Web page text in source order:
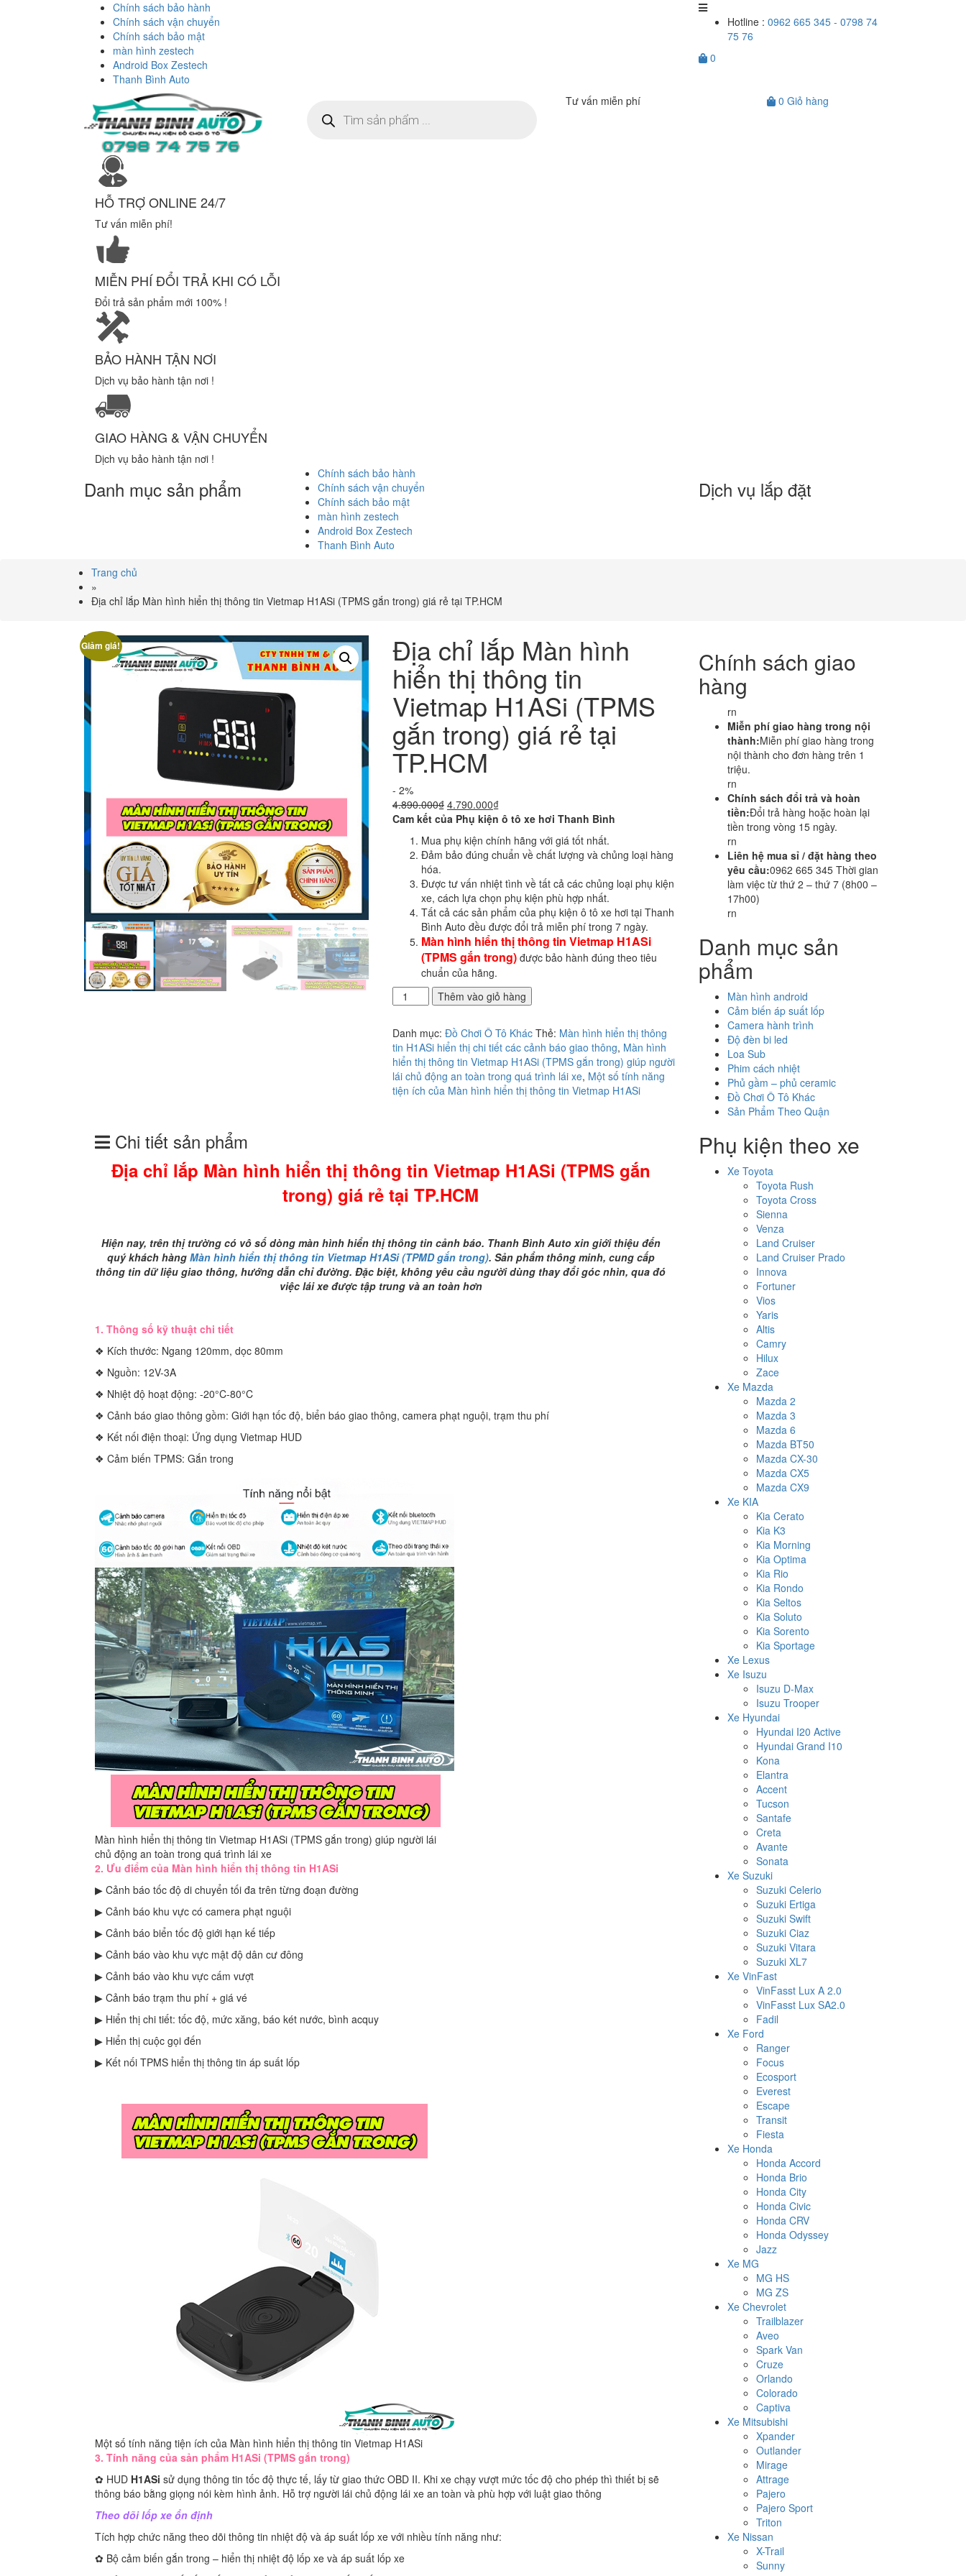
Chính sách bảo hành
Chính sách vận chuyển
Chính sách bảo mật
màn hình zestech
Android Box Zestech
Thanh Bình Auto
Hotline : 0962 665 345 - 0798 74
75 76
0
kiếm
sản
Tư vấn miễn phí 0 Giỏ hàng
HỖ TRỢ ONLINE 24/7
Tư vấn miễn phí!
MIỄN PHÍ ĐỔI TRẢ KHI CÓ LỖI
Đổi trả sản phẩm mới 100% !
BẢO HÀNH TẬN NƠI
Dịch vụ bảo hành tận nơi !
GIAO HÀNG & VẬN CHUYỂN
Dịch vụ bảo hành tận nơi !
Danh mục sản phẩm
Chính sách bảo hành
Chính sách vận chuyển
Chính sách bảo mật
màn hình zestech
Android Box Zestech
Thanh Bình Auto
Dịch vụ lắp đặt
Trang chủ
»
Địa chỉ lắp Màn hình hiển thị thông tin Vietmap H1ASi (TPMS gắn trong) giá rẻ tại TP.HCM
Giảm giá! Địa chỉ lắp Màn hình
hiển thị thông tin
Vietmap H1ASi (TPMS
gắn trong) giá rẻ tại
TP.HCM
- 2%
4.890.000₫ Giá
gốc
4.890.000₫.
4.790.000₫Giá
hiện
là:
4.790.000₫.
Cam kết của Phụ kiện ô tô xe hơi Thanh Bình
Mua phụ kiện chính hãng với giá tốt nhất.
Đảm bảo đúng chuẩn về chất lượng và chủng loại hàng
hóa.
Được tư vấn nhiệt tình về tất cả các chủng loại phụ kiện
xe, cách lựa chọn phụ kiện phù hợp nhất.
Tất cả các sản phẩm của phụ kiện ô tô xe hơi tại Thanh
Bình Auto đều được đổi trả miễn phí trong 7 ngày.
Màn hình hiển thị thông tin Vietmap H1ASi
(TPMS gắn trong) được bảo hành đúng theo tiêu
chuẩn của hãng.
Địa
chỉ
Màn
hình
hiển
thị
thông
gắn
trong)
giá
rẻ
TP.HCM
số
lượng
Thêm vào giỏ hàng
Danh mục: Đồ Chơi Ô Tô Khác Thẻ: Màn hình hiển thị thông
tin H1ASi hiển thị chi tiết các cảnh báo giao thông, Màn hình
hiển thị thông tin Vietmap H1ASi (TPMS gắn trong) giúp người
lái chủ động an toàn trong quá trình lái xe, Một số tính năng
tiện ích của Màn hình hiển thị thông tin Vietmap H1ASi
Chi tiết sản phẩm
Địa chỉ lắp Màn hình hiển thị thông tin Vietmap H1ASi (TPMS gắn
trong) giá rẻ tại TP.HCM
Hiện nay, trên thị trường có vô số dòng màn hình hiển thị thông tin cảnh báo. Thanh Bình Auto xin giới thiệu đến
quý khách hàng Màn hình hiển thị thông tin Vietmap H1ASi (TPMD gắn trong). Sản phẩm thông minh, cung cấp
thông tin dữ liệu giao thông, hướng dẫn chỉ đường. Đặc biệt, không yêu cầu người dùng thay đổi góc nhìn, qua đó
việc lái xe được tập trung và an toàn hơn
1. Thông số kỹ thuật chi tiết
❖ Kích thước: Ngang 120mm, dọc 80mm
❖ Nguồn: 12V-3A
❖ Nhiệt độ hoạt động: -20°C-80°C
❖ Cảnh báo giao thông gồm: Giới hạn tốc độ, biển báo giao thông, camera phạt nguội, trạm thu phí
❖ Kết nối điện thoại: Ứng dụng Vietmap HUD
❖ Cảm biến TPMS: Gắn trong
Màn hình hiển thị thông tin Vietmap H1ASi (TPMS gắn trong) giúp người lái
chủ động an toàn trong quá trình lái xe
2. Ưu điểm của Màn hình hiển thị thông tin H1ASi
▶ Cảnh báo tốc độ di chuyển tối đa trên từng đoạn đường
▶ Cảnh báo khu vực có camera phạt nguội
▶ Cảnh báo biển tốc độ giới hạn kế tiếp
▶ Cảnh báo vào khu vực mật độ dân cư đông
▶ Cảnh báo vào khu vực cấm vượt
▶ Cảnh báo trạm thu phí + giá vé
▶ Hiển thị chi tiết: tốc độ, mức xăng, báo két nước, bình acquy
▶ Hiển thị cuộc gọi đến
▶ Kết nối TPMS hiển thị thông tin áp suất lốp
Một số tính năng tiện ích của Màn hình hiển thị thông tin Vietmap H1ASi
3. Tính năng của sản phẩm H1ASi (TPMS gắn trong)
✿ HUD H1ASi sử dụng thông tin tốc độ thực tế, lấy từ giao thức OBD II. Khi xe chạy vượt mức tốc độ cho phép thì thiết bị sẽ
thông báo bằng giọng nói kèm hình ảnh. Hỗ trợ người lái chủ động lái xe an toàn và phù hợp với luật giao thông
Theo dõi lốp xe ổn định
Tích hợp chức năng theo dõi thông tin nhiệt độ và áp suất lốp xe với nhiều tính năng như:
✿ Bộ cảm biến gắn trong – hiển thị nhiệt độ lốp xe và áp suất lốp xe
Chính sách giao
hàng
rn
Miễn phí giao hàng trong nội
thành:Miễn phí giao hàng trong
nội thành cho đơn hàng trên 1
triệu.
rn
Chính sách đổi trả và hoàn
tiền:Đổi trả hàng hoặc hoàn lại
tiền trong vòng 15 ngày.
rn
Liên hệ mua sỉ / đặt hàng theo
yêu cầu:0962 665 345 Thời gian
làm việc từ thứ 2 – thứ 7 (8h00 –
17h00)
rn
Danh mục sản
phẩm
Màn hình android
Cảm biến áp suất lốp
Camera hành trình
Độ đèn bi led
Loa Sub
Phim cách nhiệt
Phủ gầm – phủ ceramic
Đồ Chơi Ô Tô Khác
Sản Phẩm Theo Quận
Phụ kiện theo xe
Xe Toyota
Toyota Rush
Toyota Cross
Sienna
Venza
Land Cruiser
Land Cruiser Prado
Innova
Fortuner
Vios
Yaris
Altis
Camry
Hilux
Zace
Xe Mazda
Mazda 2
Mazda 3
Mazda 6
Mazda BT50
Mazda CX-30
Mazda CX5
Mazda CX9
Xe KIA
Kia Cerato
Kia K3
Kia Morning
Kia Optima
Kia Rio
Kia Rondo
Kia Seltos
Kia Soluto
Kia Sorento
Kia Sportage
Xe Lexus
Xe Isuzu
Isuzu D-Max
Isuzu Trooper
Xe Hyundai
Hyundai I20 Active
Hyundai Grand I10
Kona
Elantra
Accent
Tucson
Santafe
Creta
Avante
Sonata
Xe Suzuki
Suzuki Celerio
Suzuki Ertiga
Suzuki Swift
Suzuki Ciaz
Suzuki Vitara
Suzuki XL7
Xe VinFast
VinFasst Lux A 2.0
VinFasst Lux SA2.0
Fadil
Xe Ford
Ranger
Focus
Ecosport
Everest
Escape
Transit
Fiesta
Xe Honda
Honda Accord
Honda Brio
Honda City
Honda Civic
Honda CRV
Honda Odyssey
Jazz
Xe MG
MG HS
MG ZS
Xe Chevrolet
Trailblazer
Aveo
Spark Van
Cruze
Orlando
Colorado
Captiva
Xe Mitsubishi
Xpander
Outlander
Mirage
Attrage
Pajero
Pajero Sport
Triton
Xe Nissan
X-Trail
Sunny